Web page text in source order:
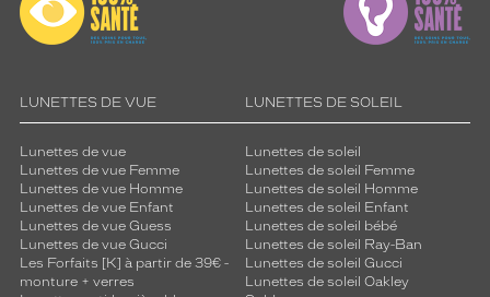
LUNETTES DE VUE
Lunettes de vue
Lunettes de vue Femme
Lunettes de vue Homme
Lunettes de vue Enfant
Lunettes de vue Guess
Lunettes de vue Gucci
Les Forfaits [K] à partir de 39€ -
monture + verres
LUNETTES DE SOLEIL
Lunettes de soleil
Lunettes de soleil Femme
Lunettes de soleil Homme
Lunettes de soleil Enfant
Lunettes de soleil bébé
Lunettes de soleil Ray-Ban
Lunettes de soleil Gucci
Lunettes de soleil Oakley